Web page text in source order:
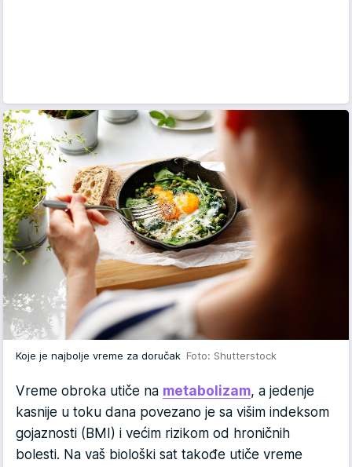
Koje je najbolje vreme za doručak Foto: Shutterstock
Vreme obroka utiče na metabolizam, a jedenje
kasnije u toku dana povezano je sa višim indeksom
gojaznosti (BMI) i većim rizikom od hroničnih
bolesti. Na vaš biološki sat takođe utiče vreme